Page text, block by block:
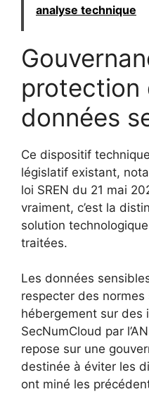
analyse technique
protection
données
Ce dispositif
législatif existant,
loi SREN du 21 mai
vraiment, c’est la
solution
traitées.
Les données
respecter des
hébergement sur des
SecNumCloud par
repose sur une
destinée à éviter les
ont miné les